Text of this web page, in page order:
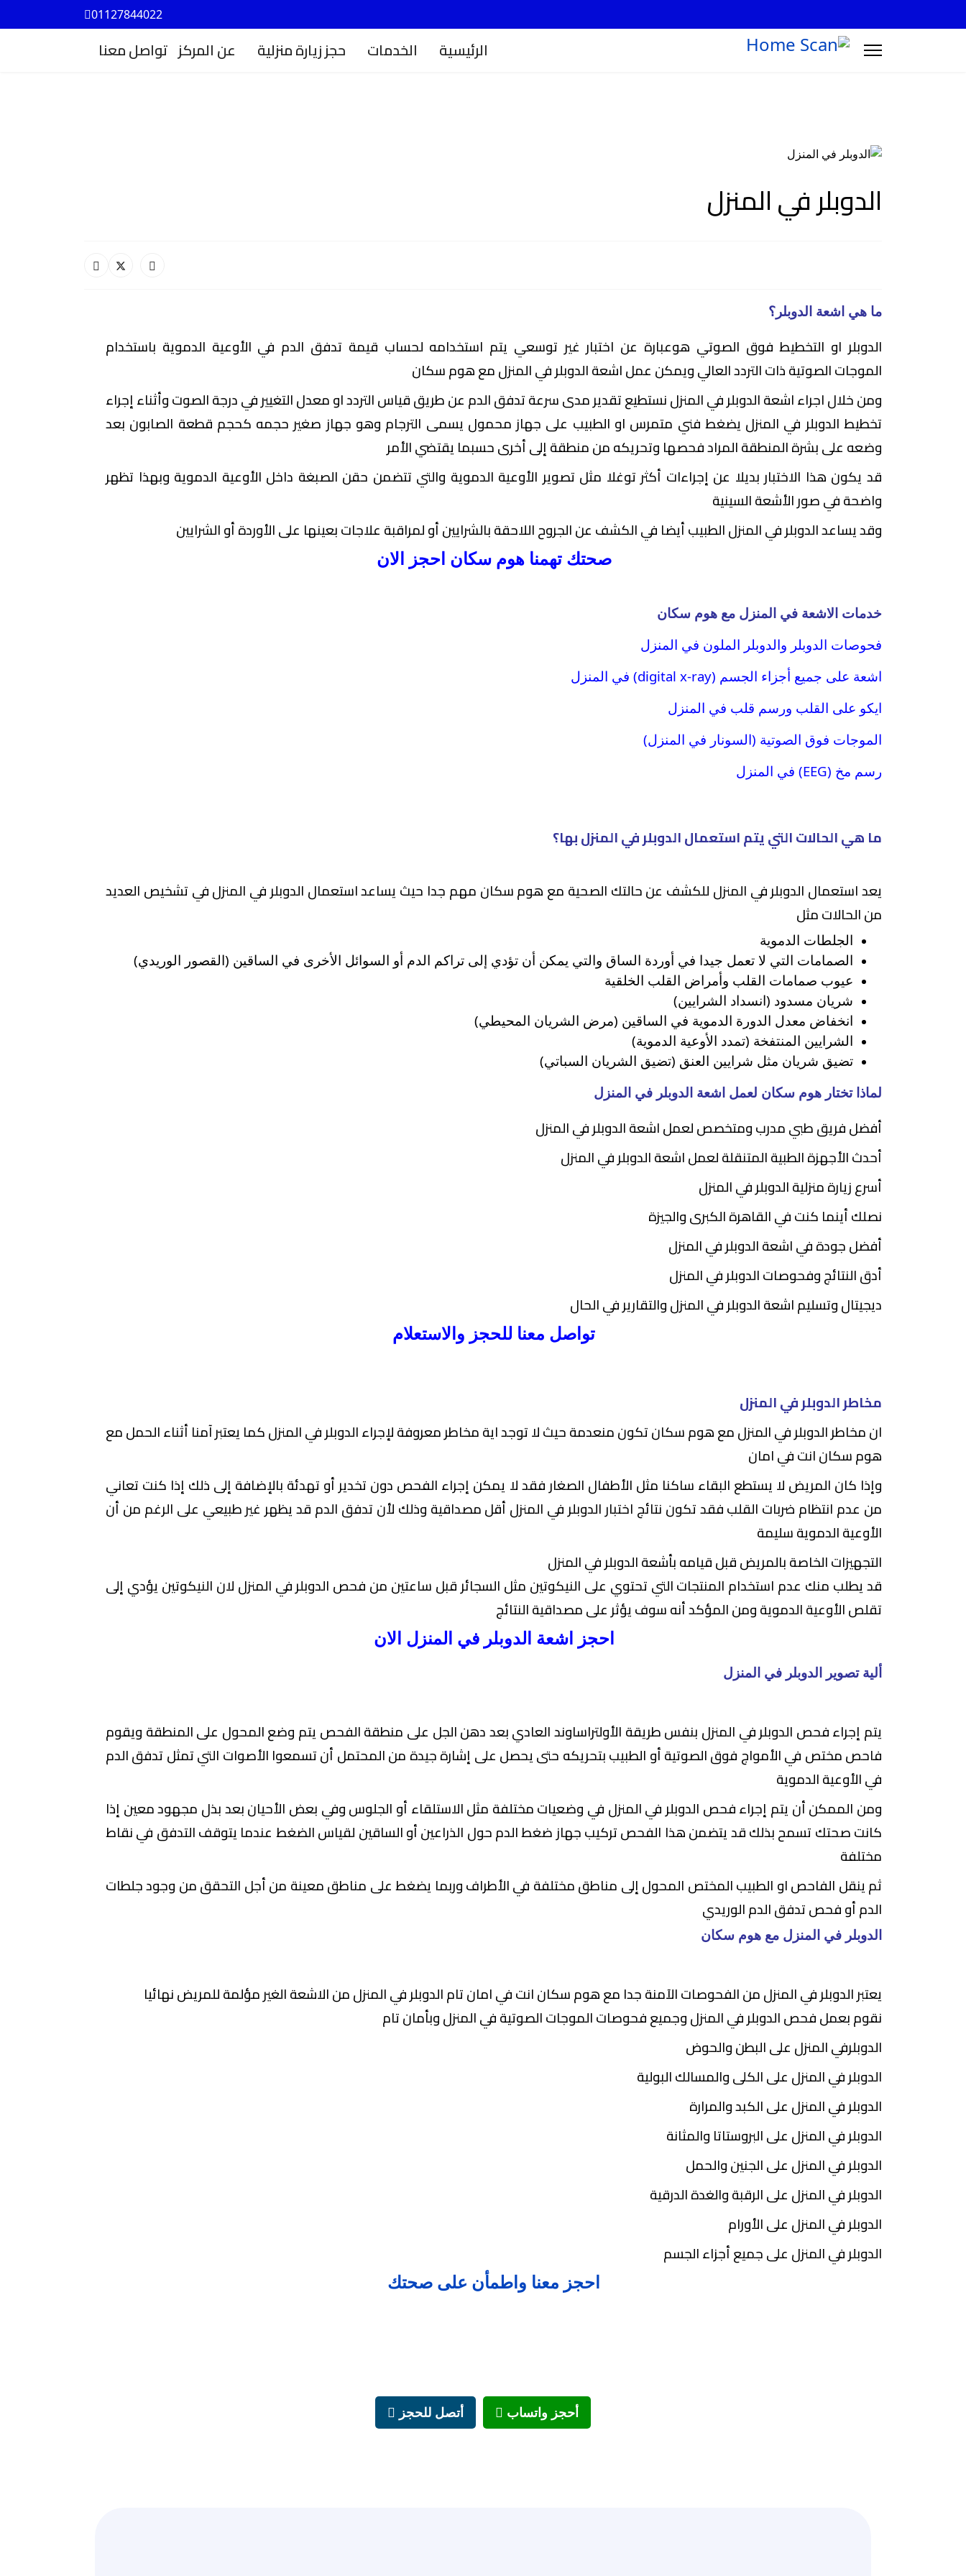
01127844022
الرئيسية الخدمات حجز زيارة منزلية عن المركز تواصل معنا
الدوبلر في المنزل
ما هي اشعة الدوبلر؟
الدوبلر او التخطيط فوق الصوتي هوعبارة عن اختبار غير توسعي يتم استخدامه لحساب قيمة تدفق الدم في الأوعية الدموية باستخدام
الموجات الصوتية ذات التردد العالي ويمكن عمل اشعة الدوبلر في المنزل مع هوم سكان
ومن خلال اجراء اشعة الدوبلر في المنزل نستطيع تقدير مدى سرعة تدفق الدم عن طريق قياس التردد او معدل التغيير في درجة الصوت وأثناء إجراء
تخطيط الدوبلر في المنزل يضغط فني متمرس او الطبيب على جهاز محمول يسمى الترجام وهو جهاز صغير حجمه كحجم قطعة الصابون بعد
وضعه على بشرة المنطقة المراد فحصها وتحريكه من منطقة إلى أخرى حسبما يقتضي الأمر
قد يكون هذا الاختبار بديلا عن إجراءات أكثر توغلا مثل تصوير الأوعية الدموية والتي تتضمن حقن الصبغة داخل الأوعية الدموية وبهذا تظهر
واضحة في صور الأشعة السينية
وقد يساعد الدوبلر في المنزل الطبيب أيضا في الكشف عن الجروح اللاحقة بالشرايين أو لمراقبة علاجات بعينها على الأوردة أو الشرايين
صحتك تهمنا هوم سكان احجز الان
خدمات الاشعة في المنزل مع هوم سكان
فحوصات الدوبلر والدوبلر الملون في المنزل
اشعة على جميع أجزاء الجسم (digital x-ray) في المنزل
ايكو على القلب ورسم قلب في المنزل
الموجات فوق الصوتية (السونار في المنزل)
رسم مخ (EEG) في المنزل
ما هي الحالات التي يتم استعمال الدوبلر في المنزل بها؟
يعد استعمال الدوبلر في المنزل للكشف عن حالتك الصحية مع هوم سكان مهم جدا حيث يساعد استعمال الدوبلر في المنزل في تشخيص العديد
من الحالات مثل
الجلطات الدموية
الصمامات التي لا تعمل جيدا في أوردة الساق والتي يمكن أن تؤدي إلى تراكم الدم أو السوائل الأخرى في الساقين (القصور الوريدي)
عيوب صمامات القلب وأمراض القلب الخلقية
شريان مسدود (انسداد الشرايين)
انخفاض معدل الدورة الدموية في الساقين (مرض الشريان المحيطي)
الشرايين المنتفخة (تمدد الأوعية الدموية)
تضيق شريان مثل شرايين العنق (تضيق الشريان السباتي)
لماذا تختار هوم سكان لعمل اشعة الدوبلر في المنزل
أفضل فريق طبي مدرب ومتخصص لعمل اشعة الدوبلر في المنزل
أحدث الأجهزة الطبية المتنقلة لعمل اشعة الدوبلر في المنزل
أسرع زيارة منزلية الدوبلر في المنزل
نصلك أينما كنت في القاهرة الكبرى والجيزة
أفضل جودة في اشعة الدوبلر في المنزل
أدق النتائج وفحوصات الدوبلر في المنزل
ديجيتال وتسليم اشعة الدوبلر في المنزل والتقارير في الحال
تواصل معنا للحجز والاستعلام
مخاطر الدوبلر في المنزل
ان مخاطر الدوبلر في المنزل مع هوم سكان تكون منعدمة حيث لا توجد اية مخاطر معروفة لإجراء الدوبلر في المنزل كما يعتبر آمنا أثناء الحمل مع
هوم سكان انت في امان
وإذا كان المريض لا يستطع البقاء ساكنا مثل الأطفال الصغار فقد لا يمكن إجراء الفحص دون تخدير أو تهدئة بالإضافة إلى ذلك إذا كنت تعاني
من عدم انتظام ضربات القلب فقد تكون نتائج اختبار الدوبلر في المنزل أقل مصداقية وذلك لأن تدفق الدم قد يظهر غير طبيعي على الرغم من أن
الأوعية الدموية سليمة
التجهيزات الخاصة بالمريض قبل قيامه بأشعة الدوبلر في المنزل
قد يطلب منك عدم استخدام المنتجات التي تحتوي على النيكوتين مثل السجائر قبل ساعتين من فحص الدوبلر في المنزل لان النيكوتين يؤدي إلى
تقلص الأوعية الدموية ومن المؤكد أنه سوف يؤثر على مصداقية النتائج
احجز اشعة الدوبلر في المنزل الان
ألية تصوير الدوبلر في المنزل
يتم إجراء فحص الدوبلر في المنزل بنفس طريقة الأولتراساوند العادي بعد دهن الجل على منطقة الفحص يتم وضع المحول على المنطقة ويقوم
فاحص مختص في الأمواج فوق الصوتية أو الطبيب بتحريكه حتى يحصل على إشارة جيدة من المحتمل أن تسمعوا الأصوات التي تمثل تدفق الدم
في الأوعية الدموية
ومن الممكن أن يتم إجراء فحص الدوبلر في المنزل في وضعيات مختلفة مثل الاستلقاء أو الجلوس وفي بعض الأحيان بعد بذل مجهود معين إذا
كانت صحتك تسمح بذلك قد يتضمن هذا الفحص تركيب جهاز ضغط الدم حول الذراعين أو الساقين لقياس الضغط عندما يتوقف التدفق في نقاط
مختلفة
ثم ينقل الفاحص او الطبيب المختص المحول إلى مناطق مختلفة في الأطراف وربما يضغط على مناطق معينة من أجل التحقق من وجود جلطات
الدم أو فحص تدفق الدم الوريدي
الدوبلر في المنزل مع هوم سكان
يعتبر الدوبلر في المنزل من الفحوصات الآمنة جدا مع هوم سكان انت في امان تام الدوبلر في المنزل من الاشعة الغير مؤلمة للمريض نهائيا
نقوم بعمل فحص الدوبلر في المنزل وجميع فحوصات الموجات الصوتية في المنزل وبأمان تام
الدوبلرفي المنزل على البطن والحوض
الدوبلر في المنزل على الكلى والمسالك البولية
الدوبلر في المنزل على الكبد والمرارة
الدوبلر في المنزل على البروستاتا والمثانة
الدوبلر في المنزل على الجنين والحمل
الدوبلر في المنزل على الرقبة والغدة الدرقية
الدوبلر في المنزل على الأورام
الدوبلر في المنزل على جميع أجزاء الجسم
احجز معنا واطمأن على صحتك
أحجز واتساب أتصل للحجز